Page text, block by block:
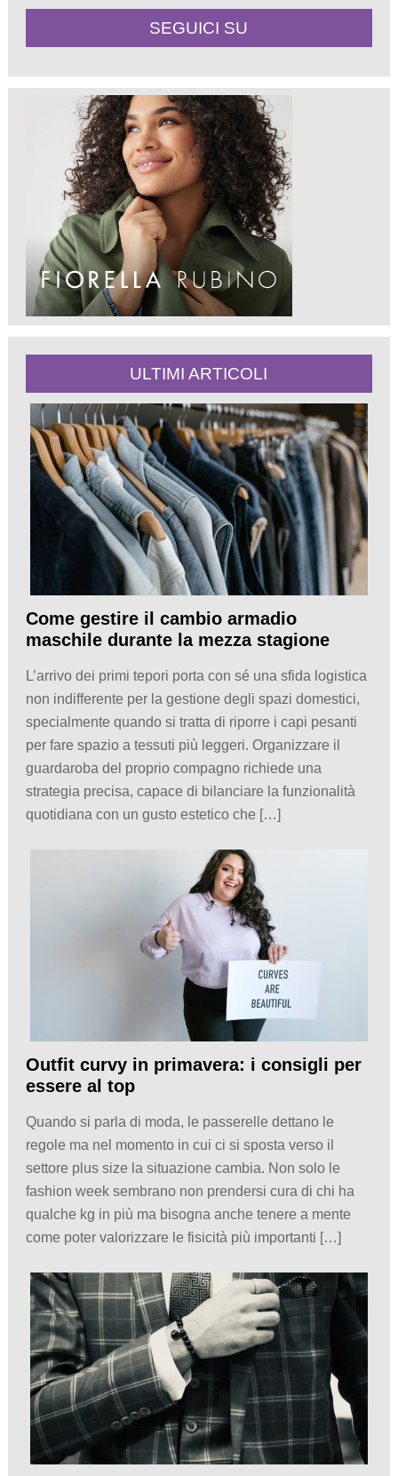
SEGUICI SU
ULTIMI ARTICOLI
Come gestire il cambio armadio
maschile durante la mezza stagione
L’arrivo dei primi tepori porta con sé una sfida logistica
non indifferente per la gestione degli spazi domestici,
specialmente quando si tratta di riporre i capi pesanti
per fare spazio a tessuti più leggeri. Organizzare il
guardaroba del proprio compagno richiede una
strategia precisa, capace di bilanciare la funzionalità
quotidiana con un gusto estetico che […]
Outfit curvy in primavera: i consigli per
essere al top
Quando si parla di moda, le passerelle dettano le
regole ma nel momento in cui ci si sposta verso il
settore plus size la situazione cambia. Non solo le
fashion week sembrano non prendersi cura di chi ha
qualche kg in più ma bisogna anche tenere a mente
come poter valorizzare le fisicità più importanti […]